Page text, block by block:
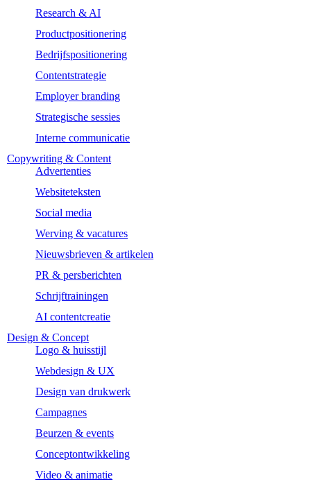
Research & AI
Productpositionering
Bedrijfspositionering
Contentstrategie
Employer branding
Strategische sessies
Interne communicatie
Copywriting & Content
Advertenties
Websiteteksten
Social media
Werving & vacatures
Nieuwsbrieven & artikelen
PR & persberichten
Schrijftrainingen
AI contentcreatie
Design & Concept
Logo & huisstijl
Webdesign & UX
Design van drukwerk
Campagnes
Beurzen & events
Conceptontwikkeling
Video & animatie